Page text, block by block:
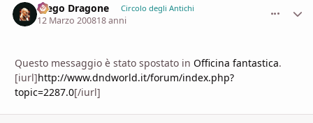
Diego Dragone Circolo degli Antichi
12 Marzo 200818 anni
Questo messaggio è stato spostato in Officina fantastica.
[iurl]http://www.dndworld.it/forum/index.php?
topic=2287.0[/iurl]